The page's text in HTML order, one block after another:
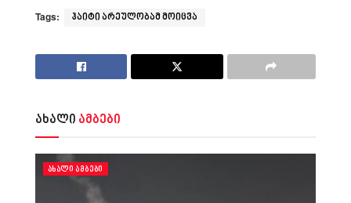
Tags: ჰაიტი არეულობამ მოიცვა
ახალი ამბები
ᲐᲮᲐᲚᲘ ᲐᲛᲑᲔᲑᲘ